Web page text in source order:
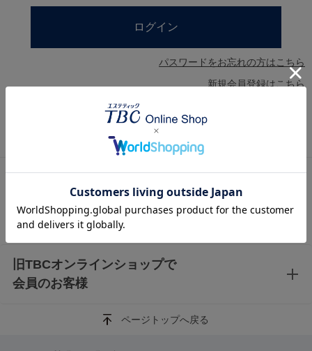
パスワードをお忘れの方はこちら
新規会員登録はこちら
AmazonアカウントとTBC オンラインショップのア
カウントを連携済みの方
Amazonアカウントを利用して会員登録されたお客様は、Amazonアカウ
旧TBCオンラインショップで
会員のお客様
ページトップへ戻る